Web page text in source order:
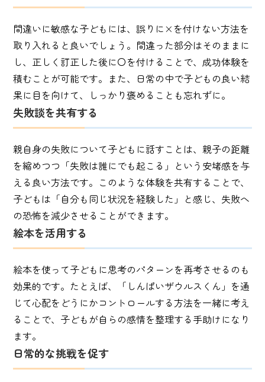
間違いに敏感な子どもには、誤りに×を付けない方法を
取り入れると良いでしょう。間違った部分はそのままに
し、正しく訂正した後に〇を付けることで、成功体験を
積むことが可能です。また、日常の中で子どもの良い結
果に目を向けて、しっかり褒めることも忘れずに。
失敗談を共有する
親自身の失敗について子どもに話すことは、親子の距離
を縮めつつ「失敗は誰にでも起こる」という安堵感を与
える良い方法です。このような体験を共有することで、
子どもは「自分も同じ状況を経験した」と感じ、失敗へ
の恐怖を減少させることができます。
絵本を活用する
絵本を使って子どもに思考のパターンを再考させるのも
効果的です。たとえば、「しんぱいザウルスくん」を通
じて心配をどうにかコントロールする方法を一緒に考え
ることで、子どもが自らの感情を整理する手助けになり
ます。
日常的な挑戦を促す